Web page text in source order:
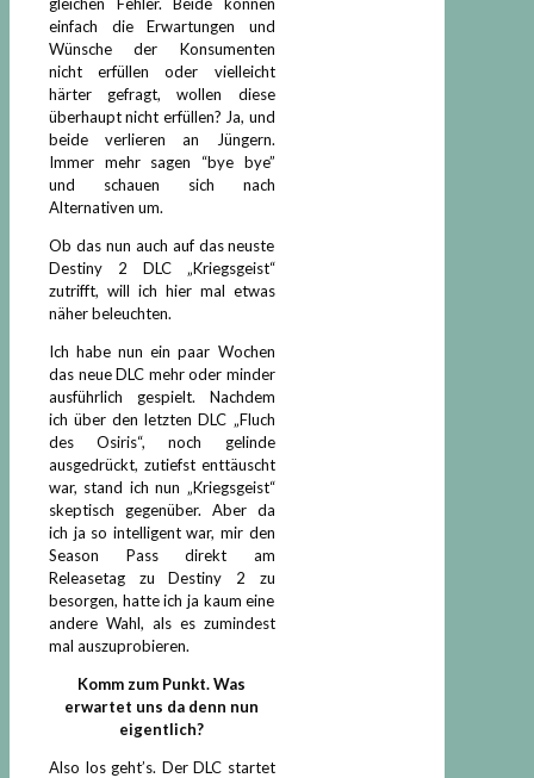
einfach die Erwartungen und
Wünsche der Konsumenten
nicht erfüllen oder vielleicht
härter gefragt, wollen diese
überhaupt nicht erfüllen? Ja, und
beide verlieren an Jüngern.
Immer mehr sagen “bye bye”
und schauen sich nach
Alternativen um.
Ob das nun auch auf das neuste
Destiny 2 DLC „Kriegsgeist“
zutrifft, will ich hier mal etwas
näher beleuchten.
Ich habe nun ein paar Wochen
das neue DLC mehr oder minder
ausführlich gespielt. Nachdem
ich über den letzten DLC „Fluch
des Osiris“, noch gelinde
ausgedrückt, zutiefst enttäuscht
war, stand ich nun „Kriegsgeist“
skeptisch gegenüber. Aber da
ich ja so intelligent war, mir den
Season Pass direkt am
Releasetag zu Destiny 2 zu
besorgen, hatte ich ja kaum eine
andere Wahl, als es zumindest
mal auszuprobieren.
Komm zum Punkt. Was
erwartet uns da denn nun
eigentlich?
Also los geht’s. Der DLC startet